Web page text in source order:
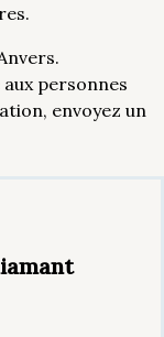
personnes
envoyez un